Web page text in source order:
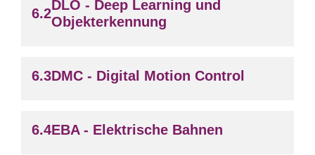
DLO - Deep Learning und
Objekterkennung
DMC - Digital Motion Control
EBA - Elektrische Bahnen